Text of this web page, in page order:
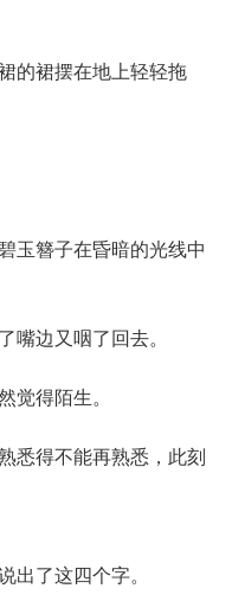
裙摆在地上轻轻拖
簪子在昏暗的光线中
边又咽了回去。
得陌生。
得不能再熟悉，此刻
了这四个字。